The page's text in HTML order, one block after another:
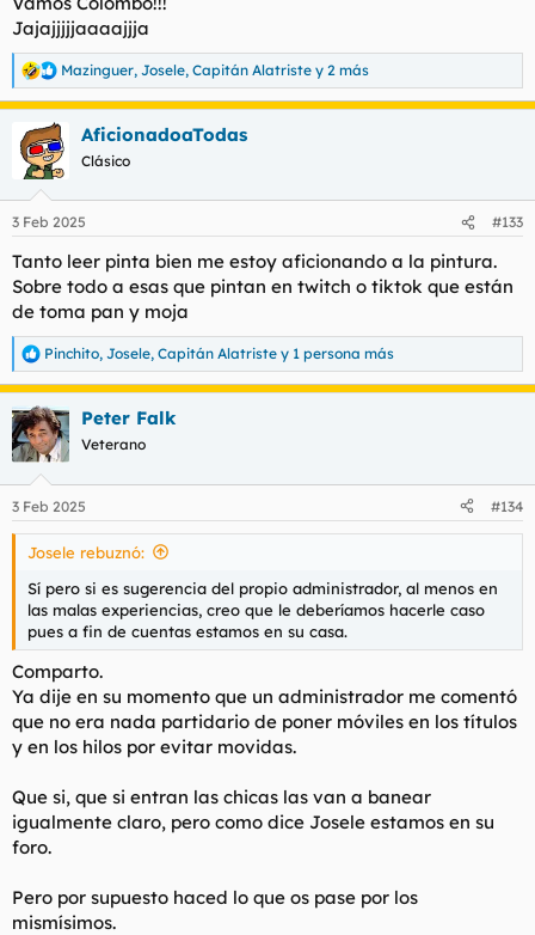
Jajajjjjjaaaajjja
R
e
a
c
c
e
:
Mazinguer, Josele, Capitán Alatriste y 2 más
AficionadoaTodas
Clásico
3 Feb 2025 #133
Tanto leer pinta bien me estoy aficionando a la pintura.
Sobre todo a esas que pintan en twitch o tiktok que están
de toma pan y moja
R
e
a
c
c
i
e
s
Pinchito, Josele, Capitán Alatriste y 1 persona más
Peter Falk
Veterano
3 Feb 2025 #134
Josele rebuznó:
Sí pero si es sugerencia del propio administrador, al menos en
las malas experiencias, creo que le deberíamos hacerle caso
pues a fin de cuentas estamos en su casa.
Comparto.
Ya dije en su momento que un administrador me comentó
que no era nada partidario de poner móviles en los títulos
y en los hilos por evitar movidas.
Que si, que si entran las chicas las van a banear
igualmente claro, pero como dice Josele estamos en su
foro.
Pero por supuesto haced lo que os pase por los
mismísimos.